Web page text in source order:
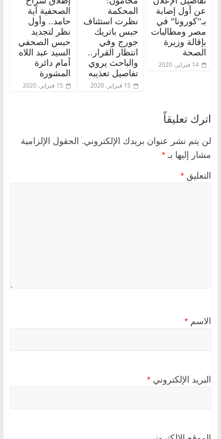
عن أول إصابة
بـ”كورونا” في
مصر ومطالبات
بإقالة وزيرة
الصحة
14 فبراير، 2020
المحكمة
نظرت استئناف
حبس باتريك
جورج وفي
انتظار القرار..
والباحث يروي
تفاصيل تعذيبه
15 فبراير، 2020
الصحفية آية
حامد.. وأول
نظر لتجديد
حبس الصحفي
السيد عبد اللاه
أمام دائرة
المشورة
15 فبراير، 2020
اترك تعليقاً
لن يتم نشر عنوان بريدك الإلكتروني. الحقول الإلزامية
مشار إليها بـ *
التعليق *
الاسم *
البريد الإلكتروني *